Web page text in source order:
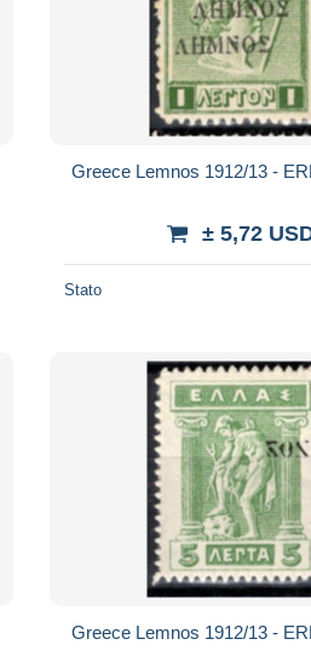
Greece Lemnos 1912/13 -
± 5,72
Stato
Greece Lemnos 1912/13 -